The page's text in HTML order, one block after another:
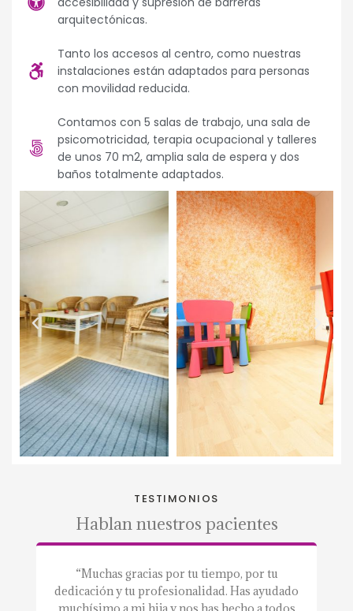
arquitectónicas.
Tanto los accesos al centro, como nuestras
instalaciones están adaptados para personas
con movilidad reducida.
Contamos con 5 salas de trabajo, una sala de
psicomotricidad, terapia ocupacional y talleres
de unos 70 m2, amplia sala de espera y dos
baños totalmente adaptados.
TESTIMONIOS
Hablan nuestros pacientes
“Muchas gracias por tu tiempo, por tu
dedicación y tu profesionalidad. Has ayudado
muchísimo a mi hija y nos has hecho a todos